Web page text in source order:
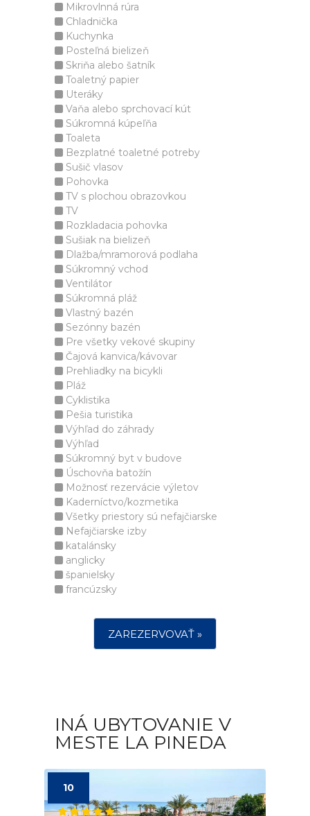
Mikrovlnná rúra
Chladnička
Kuchynka
Posteľná bielizeň
Skriňa alebo šatník
Toaletný papier
Uteráky
Vaňa alebo sprchovací kút
Súkromná kúpeľňa
Toaleta
Bezplatné toaletné potreby
Sušič vlasov
Pohovka
TV s plochou obrazovkou
TV
Rozkladacia pohovka
Sušiak na bielizeň
Dlažba/mramorová podlaha
Súkromný vchod
Ventilátor
Súkromná pláž
Vlastný bazén
Sezónny bazén
Pre všetky vekové skupiny
Čajová kanvica/kávovar
Prehliadky na bicykli
Pláž
Cyklistika
Pešia turistika
Výhľad do záhrady
Výhľad
Súkromný byt v budove
Úschovňa batožín
Možnosť rezervácie výletov
Kaderníctvo/kozmetika
Všetky priestory sú nefajčiarske
Nefajčiarske izby
katalánsky
anglicky
španielsky
francúzsky
ZAREZERVOVAŤ »
INÁ UBYTOVANIE V
MESTE LA PINEDA
10